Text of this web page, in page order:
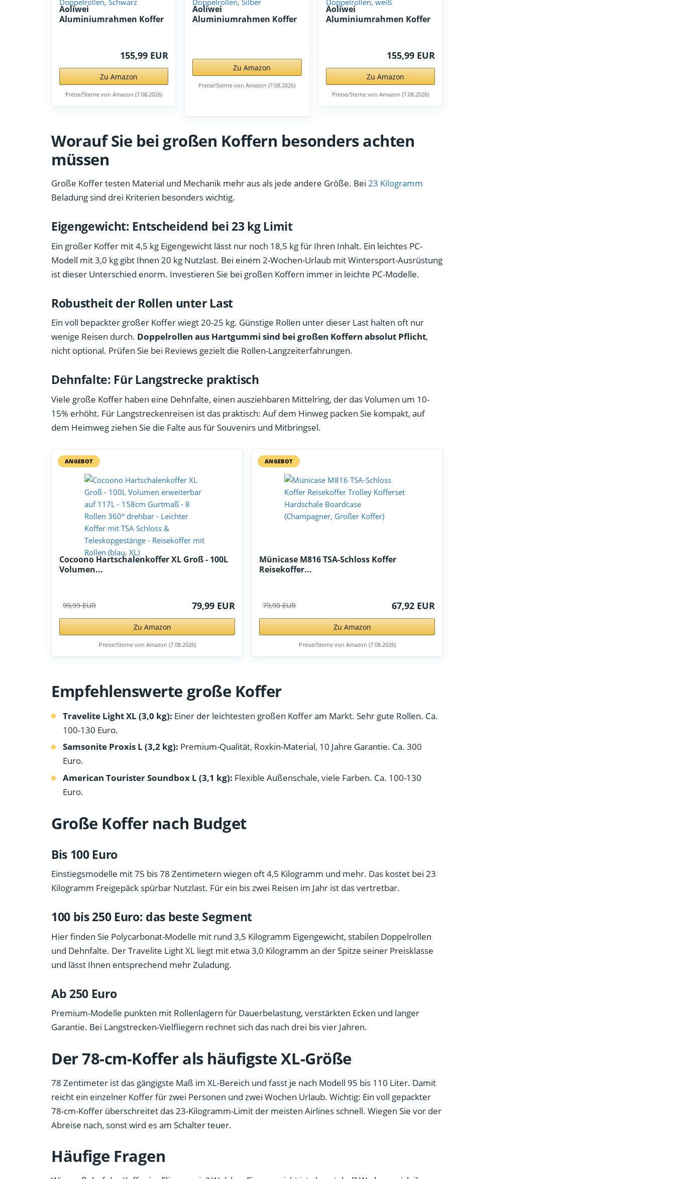
Aoliwei
Aluminiumrahmen Koffer
155,99 EUR
Zu Amazon
Preise/Sterne von Amazon (7.08.2026)
Aoliwei
Aluminiumrahmen Koffer
Zu Amazon
Preise/Sterne von Amazon (7.08.2026)
Aoliwei
Aluminiumrahmen Koffer
155,99 EUR
Zu Amazon
Preise/Sterne von Amazon (7.08.2026)
Worauf Sie bei großen Koffern besonders achten
müssen
Große Koffer testen Material und Mechanik mehr aus als jede andere Größe. Bei 23 Kilogramm
Beladung sind drei Kriterien besonders wichtig.
Eigengewicht: Entscheidend bei 23 kg Limit
Ein großer Koffer mit 4,5 kg Eigengewicht lässt nur noch 18,5 kg für Ihren Inhalt. Ein leichtes PC-
Modell mit 3,0 kg gibt Ihnen 20 kg Nutzlast. Bei einem 2-Wochen-Urlaub mit Wintersport-Ausrüstung
ist dieser Unterschied enorm. Investieren Sie bei großen Koffern immer in leichte PC-Modelle.
Robustheit der Rollen unter Last
Ein voll bepackter großer Koffer wiegt 20-25 kg. Günstige Rollen unter dieser Last halten oft nur
wenige Reisen durch. Doppelrollen aus Hartgummi sind bei großen Koffern absolut Pflicht,
nicht optional. Prüfen Sie bei Reviews gezielt die Rollen-Langzeiterfahrungen.
Dehnfalte: Für Langstrecke praktisch
Viele große Koffer haben eine Dehnfalte, einen ausziehbaren Mittelring, der das Volumen um 10-
15% erhöht. Für Langstreckenreisen ist das praktisch: Auf dem Hinweg packen Sie kompakt, auf
dem Heimweg ziehen Sie die Falte aus für Souvenirs und Mitbringsel.
ANGEBOT
Cocoono Hartschalenkoffer XL Groß - 100L
Volumen...
99,99 EUR 79,99 EUR
Zu Amazon
Preise/Sterne von Amazon (7.08.2026)
ANGEBOT
Münicase M816 TSA-Schloss Koffer
Reisekoffer...
79,90 EUR 67,92 EUR
Zu Amazon
Preise/Sterne von Amazon (7.08.2026)
Empfehlenswerte große Koffer
Travelite Light XL (3,0 kg): Einer der leichtesten großen Koffer am Markt. Sehr gute Rollen. Ca.
100-130 Euro.
Samsonite Proxis L (3,2 kg): Premium-Qualität, Roxkin-Material, 10 Jahre Garantie. Ca. 300
Euro.
American Tourister Soundbox L (3,1 kg): Flexible Außenschale, viele Farben. Ca. 100-130
Euro.
Große Koffer nach Budget
Bis 100 Euro
Einstiegsmodelle mit 75 bis 78 Zentimetern wiegen oft 4,5 Kilogramm und mehr. Das kostet bei 23
Kilogramm Freigepäck spürbar Nutzlast. Für ein bis zwei Reisen im Jahr ist das vertretbar.
100 bis 250 Euro: das beste Segment
Hier finden Sie Polycarbonat-Modelle mit rund 3,5 Kilogramm Eigengewicht, stabilen Doppelrollen
und Dehnfalte. Der Travelite Light XL liegt mit etwa 3,0 Kilogramm an der Spitze seiner Preisklasse
und lässt Ihnen entsprechend mehr Zuladung.
Ab 250 Euro
Premium-Modelle punkten mit Rollenlagern für Dauerbelastung, verstärkten Ecken und langer
Garantie. Bei Langstrecken-Vielfliegern rechnet sich das nach drei bis vier Jahren.
Der 78-cm-Koffer als häufigste XL-Größe
78 Zentimeter ist das gängigste Maß im XL-Bereich und fasst je nach Modell 95 bis 110 Liter. Damit
reicht ein einzelner Koffer für zwei Personen und zwei Wochen Urlaub. Wichtig: Ein voll gepackter
78-cm-Koffer überschreitet das 23-Kilogramm-Limit der meisten Airlines schnell. Wiegen Sie vor der
Abreise nach, sonst wird es am Schalter teuer.
Häufige Fragen